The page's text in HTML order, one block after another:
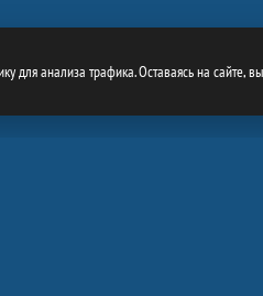
для анализа трафика. Оставаясь на сайте,